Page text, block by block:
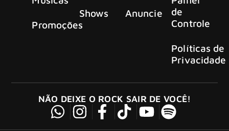
Promoções
Shows Anuncie
de
Controle
Políticas de
Privacidade
NÃO DEIXE O ROCK SAIR DE VOCÊ!